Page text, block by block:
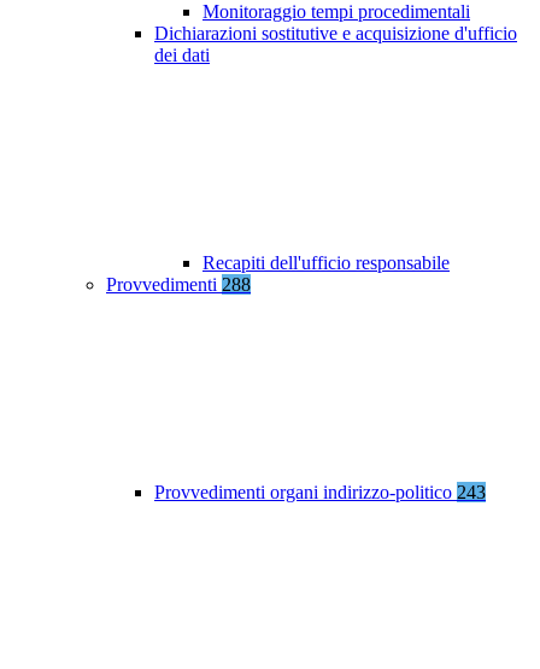
Monitoraggio tempi procedimentali
Dichiarazioni sostitutive e acquisizione d'ufficio
dei dati
Recapiti dell'ufficio responsabile
Provvedimenti 288
Provvedimenti organi indirizzo-politico 243